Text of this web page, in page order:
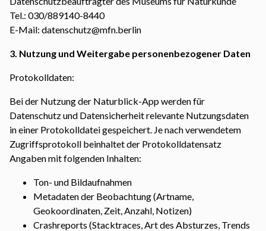
Tel.: 030/889140-8440
E-Mail: datenschutz@mfn.berlin
3. Nutzung und Weitergabe personenbezogener Daten
Protokolldaten:
Bei der Nutzung der Naturblick-App werden für
Datenschutz und Datensicherheit relevante Nutzungsdaten
in einer Protokolldatei gespeichert. Je nach verwendetem
Zugriffsprotokoll beinhaltet der Protokolldatensatz
Angaben mit folgenden Inhalten:
Ton- und Bildaufnahmen
Metadaten der Beobachtung (Artname,
Geokoordinaten, Zeit, Anzahl, Notizen)
Crashreports (Stacktraces, Art des Absturzes, Trends